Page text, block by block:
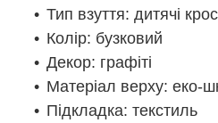
Тип взуття: дитячі
Колір: бузковий
Декор: графіті
Матеріал верху: еко-
Підкладка: текстиль